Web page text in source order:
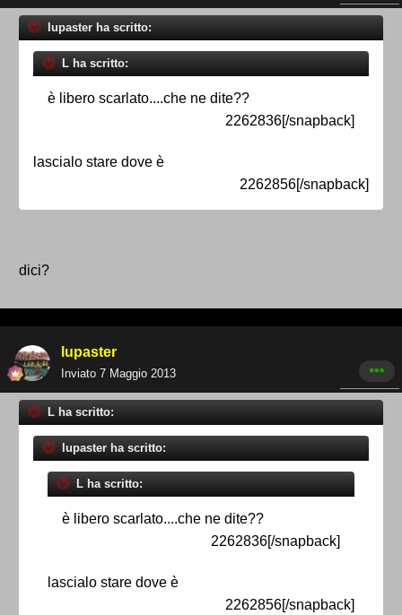
lupaster ha scritto:
L ha scritto:
è libero scarlato....che ne dite??
2262836[/snapback]
lascialo stare dove è
2262856[/snapback]
dici?
lupaster
Inviato 7 Maggio 2013
L ha scritto:
lupaster ha scritto:
L ha scritto:
è libero scarlato....che ne dite??
2262836[/snapback]
lascialo stare dove è
2262856[/snapback]